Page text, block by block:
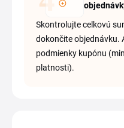
Skontrolujte celkovú
dokončite objednávku.
podmienky kupónu
platnosti).